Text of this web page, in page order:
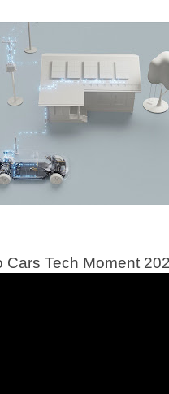
Cars Tech Moment